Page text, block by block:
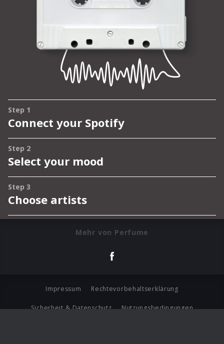
Mehr von Perfume
Impressum Rechtevorbehaltserklärung
Sicherheit & Datenschutz Nutzungsbedingungen